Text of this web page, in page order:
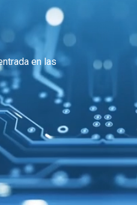
en las